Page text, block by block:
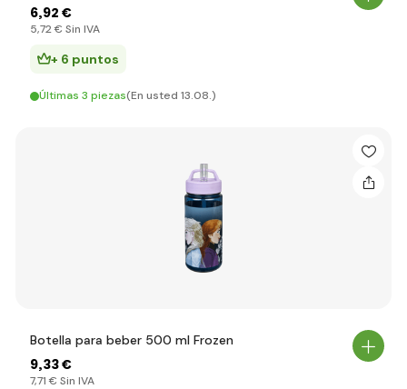
6,92 €
5,72 € Sin IVA
+ 6 puntos
Últimas 3 piezas(En usted 13.08.)
Botella para beber 500 ml Frozen
9,33 €
7,71 € Sin IVA